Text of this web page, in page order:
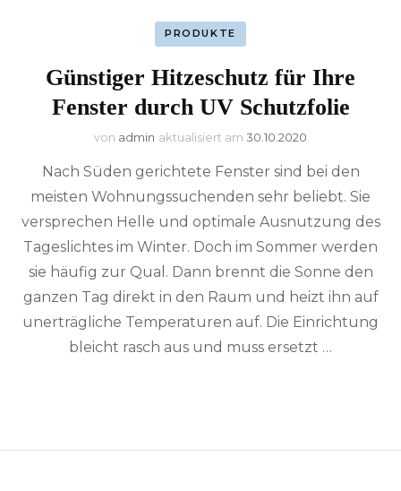
PRODUKTE
Günstiger Hitzeschutz für Ihre
Fenster durch UV Schutzfolie
von admin aktualisiert am 30.10.2020
Nach Süden gerichtete Fenster sind bei den
meisten Wohnungssuchenden sehr beliebt. Sie
versprechen Helle und optimale Ausnutzung des
Tageslichtes im Winter. Doch im Sommer werden
sie häufig zur Qual. Dann brennt die Sonne den
ganzen Tag direkt in den Raum und heizt ihn auf
unerträgliche Temperaturen auf. Die Einrichtung
bleicht rasch aus und muss ersetzt …